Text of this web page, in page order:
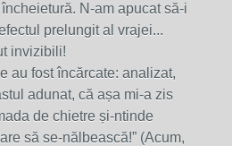
N-am apucat să-i
prelungit al vrajei...
invizibili!
fost încărcate: analizat,
adunat, că așa mi-a zis
de chietre și-ntinde
să se-nălbească!” (Acum,